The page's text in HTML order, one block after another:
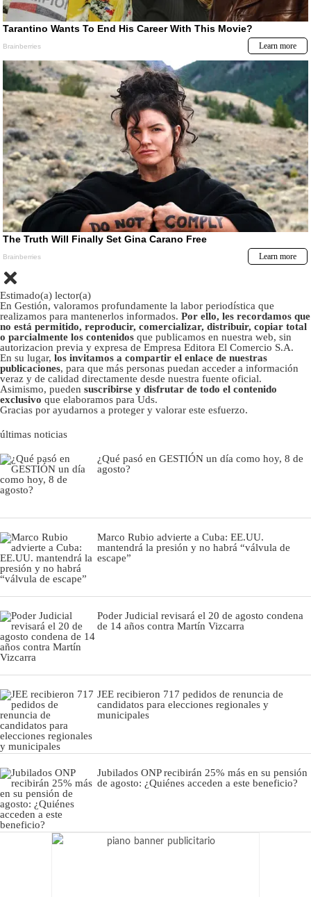
Estimado(a) lector(a)
En Gestión, valoramos profundamente la labor periodística que
realizamos para mantenerlos informados. Por ello, les recordamos que
no está permitido, reproducir, comercializar, distribuir, copiar total
o parcialmente los contenidos que publicamos en nuestra web, sin
autorizacion previa y expresa de Empresa Editora El Comercio S.A.
En su lugar, los invitamos a compartir el enlace de nuestras
publicaciones, para que más personas puedan acceder a información
veraz y de calidad directamente desde nuestra fuente oficial.
Asimismo, pueden suscribirse y disfrutar de todo el contenido
exclusivo que elaboramos para Uds.
Gracias por ayudarnos a proteger y valorar este esfuerzo.
últimas noticias
¿Qué pasó en GESTIÓN un día como hoy, 8 de
agosto?
Marco Rubio advierte a Cuba: EE.UU.
mantendrá la presión y no habrá “válvula de
escape”
Poder Judicial revisará el 20 de agosto condena
de 14 años contra Martín Vizcarra
JEE recibieron 717 pedidos de renuncia de
candidatos para elecciones regionales y
municipales
Jubilados ONP recibirán 25% más en su pensión
de agosto: ¿Quiénes acceden a este beneficio?